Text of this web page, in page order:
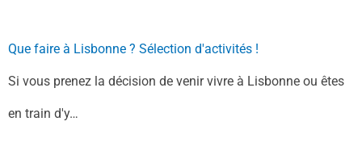
Que faire à Lisbonne ? Sélection d'activités !
Si vous prenez la décision de venir vivre à Lisbonne ou êtes
en train d'y…